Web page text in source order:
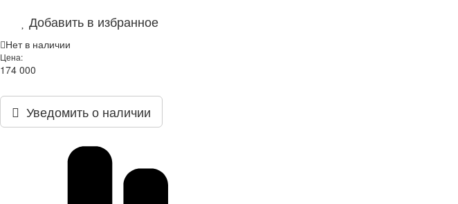
Добавить в избранное
Нет в наличии
Цена:
174 000
Уведомить о наличии